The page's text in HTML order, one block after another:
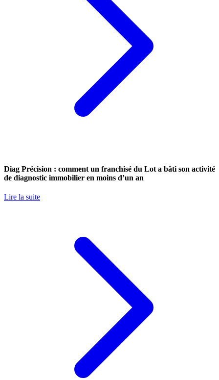
Diag Précision : comment un franchisé du Lot a bâti son activité
de diagnostic immobilier en moins d’un an
Lire la suite